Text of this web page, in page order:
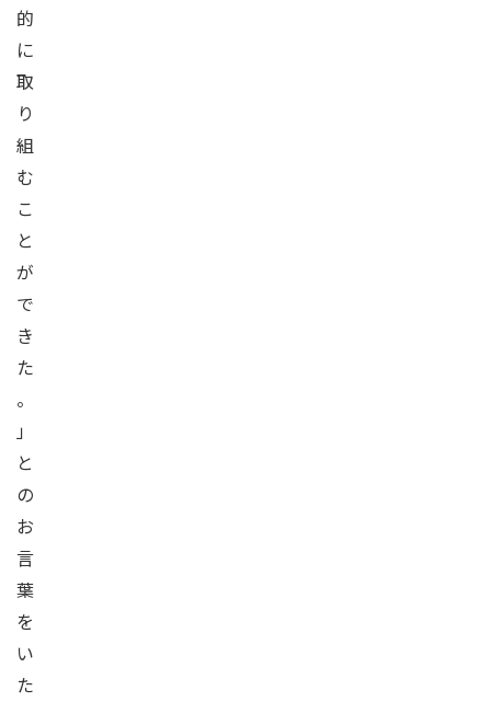
的
に
取
り
組
む
こ
と
が
で
き
た
。
」
と
の
お
言
葉
を
い
た